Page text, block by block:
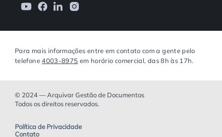
Para mais informações entre em contato com a gente pelo
telefone4003-8975 em horário comercial, das 8h às 17h.
© 2024 — Arquivar Gestão de Documentos
Todos os direitos reservados.
Política de Privacidade
Contato